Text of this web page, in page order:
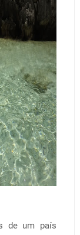
de um país